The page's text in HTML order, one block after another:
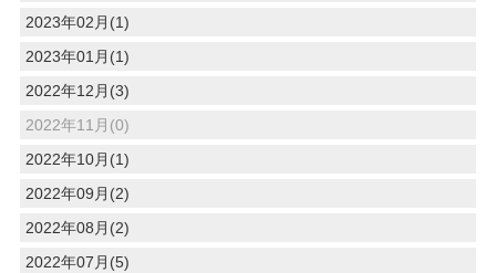
2023年02月(1)
2023年01月(1)
2022年12月(3)
2022年11月(0)
2022年10月(1)
2022年09月(2)
2022年08月(2)
2022年07月(5)